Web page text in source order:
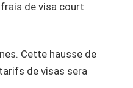
de visa court
Cette hausse de
de visas sera